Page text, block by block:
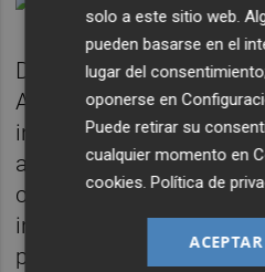
De esta forma, la
Administración
inmueble en
autonómico, pero
ciudadanía. Para ello, se
iniciativa 'Palaus
permite la visita a
solo a este sitio web.
pueden basarse en el
lugar del
oponerse en
Puede retirar su
cualquier momento en
cookies.Política de